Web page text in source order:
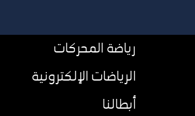
رياضة المحركات
الرياضات الإلكترونية
أبطالنا